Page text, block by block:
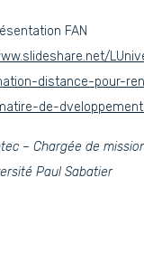
FAN
distance-pour-
de-
– Chargée de
Paul Sabatier